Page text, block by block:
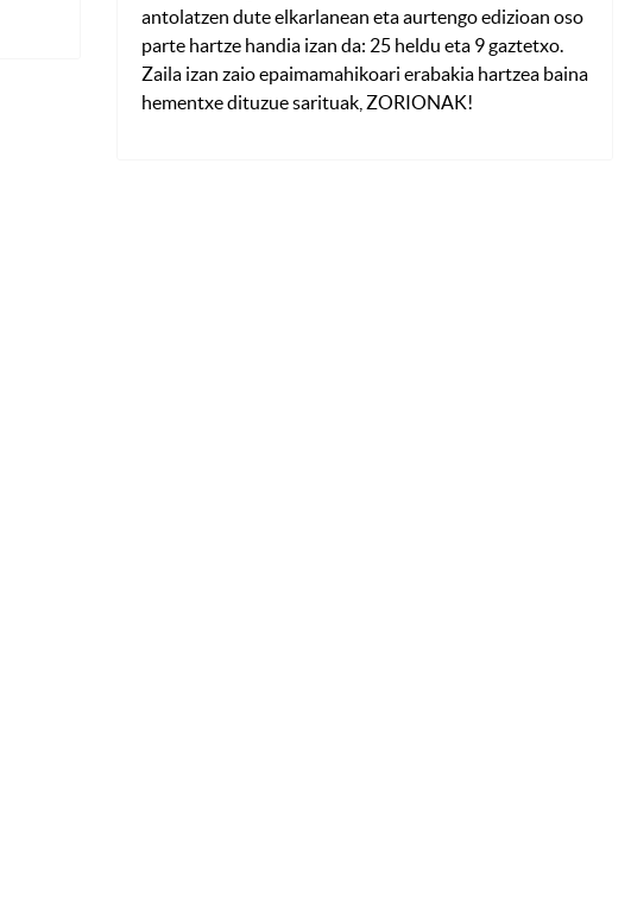
antolatzen dute elkarlanean eta aurtengo edizioan oso
parte hartze handia izan da: 25 heldu eta 9 gaztetxo.
Zaila izan zaio epaimamahikoari erabakia hartzea baina
hementxe dituzue sarituak, ZORIONAK!